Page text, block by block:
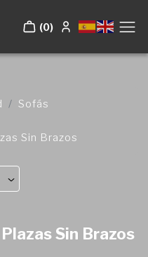
(0)
Sofás
Sin Brazos
Sin Brazos